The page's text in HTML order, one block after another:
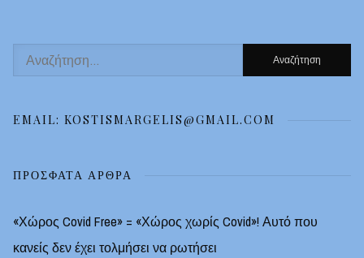
Αναζήτηση
για:
EMAIL: KOSTISMARGELIS@GMAIL.COM
ΠΡΌΣΦΑΤΑ ΆΡΘΡΑ
«Χώρος Covid Free» = «Χώρος χωρίς Covid»! Αυτό που
κανείς δεν έχει τολμήσει να ρωτήσει